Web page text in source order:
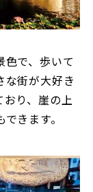
色で、歩いて
な街が大好き
り、崖の上
きます。